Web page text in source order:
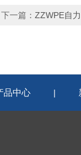
下一篇： ZZWPE自
品中心 |